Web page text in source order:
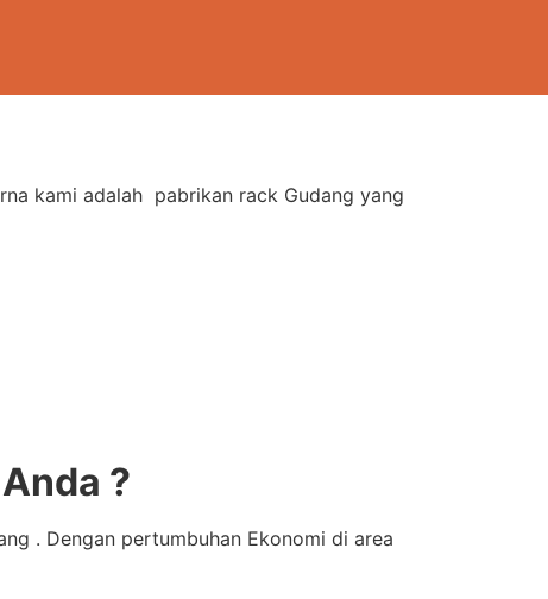
kami adalah pabrikan rack Gudang yang
?
. Dengan pertumbuhan Ekonomi di area